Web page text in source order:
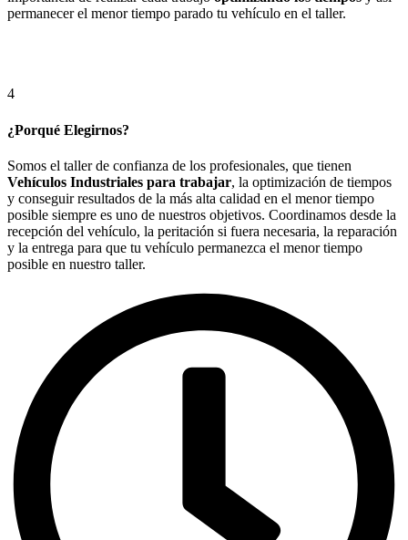
permanecer el menor tiempo parado tu vehículo en el taller.
4
¿Porqué Elegirnos?
Somos el taller de confianza de los profesionales, que tienen
Vehículos Industriales para trabajar, la optimización de tiempos
y conseguir resultados de la más alta calidad en el menor tiempo
posible siempre es uno de nuestros objetivos. Coordinamos desde la
recepción del vehículo, la peritación si fuera necesaria, la reparación
y la entrega para que tu vehículo permanezca el menor tiempo
posible en nuestro taller.